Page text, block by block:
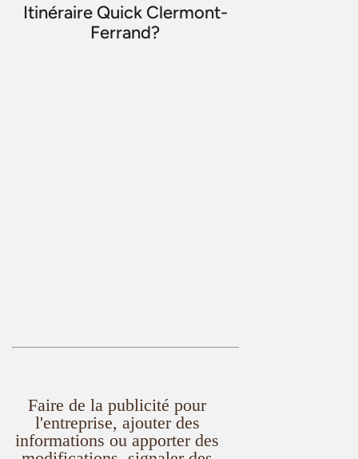
Itinéraire Quick Clermont-
Ferrand?
Faire de la publicité pour
l'entreprise, ajouter des
informations ou apporter des